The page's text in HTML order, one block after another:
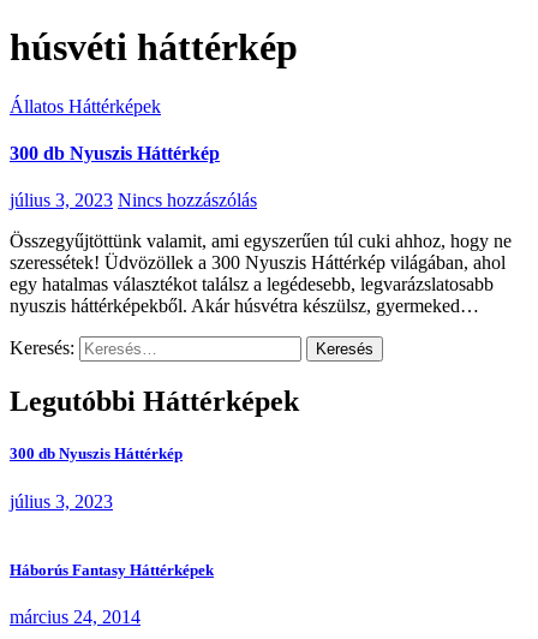
húsvéti háttérkép
Állatos Háttérképek
300 db Nyuszis Háttérkép
július 3, 2023 Nincs hozzászólás
Összegyűjtöttünk valamit, ami egyszerűen túl cuki ahhoz, hogy ne
szeressétek! Üdvözöllek a 300 Nyuszis Háttérkép világában, ahol
egy hatalmas választékot találsz a legédesebb, legvarázslatosabb
nyuszis háttérképekből. Akár húsvétra készülsz, gyermeked…
Keresés:
Legutóbbi Háttérképek
300 db Nyuszis Háttérkép
július 3, 2023
Háborús Fantasy Háttérképek
március 24, 2014